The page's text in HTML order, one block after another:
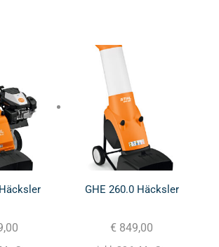
GHE 260.0 Häcksler
€ 849,00